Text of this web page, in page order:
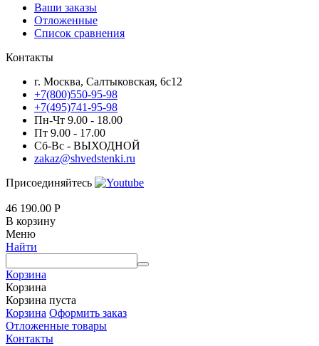
Ваши заказы
Отложенные
Список сравнения
Контакты
г. Москва, Салтыковская, 6с12
+7(800)550-95-98
+7(495)741-95-98
Пн-Чт 9.00 - 18.00
Пт 9.00 - 17.00
Сб-Вс - ВЫХОДНОЙ
zakaz@shvedstenki.ru
Присоединяйтесь
46 190.00 Р
В корзину
Меню
Найти
Корзина
Корзина
Корзина пуста
Корзина Оформить заказ
Отложенные товары
Контакты